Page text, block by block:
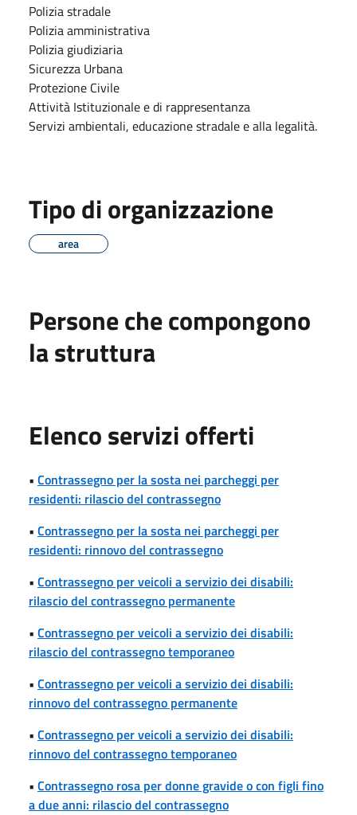
Polizia stradale
Polizia amministrativa
Polizia giudiziaria
Sicurezza Urbana
Protezione Civile
Attività Istituzionale e di rappresentanza
Servizi ambientali, educazione stradale e alla legalità.
Tipo di organizzazione
area
Persone che compongono
la struttura
Elenco servizi offerti
• Contrassegno per la sosta nei parcheggi per
residenti: rilascio del contrassegno
• Contrassegno per la sosta nei parcheggi per
residenti: rinnovo del contrassegno
• Contrassegno per veicoli a servizio dei disabili:
rilascio del contrassegno permanente
• Contrassegno per veicoli a servizio dei disabili:
rilascio del contrassegno temporaneo
• Contrassegno per veicoli a servizio dei disabili:
rinnovo del contrassegno permanente
• Contrassegno per veicoli a servizio dei disabili:
rinnovo del contrassegno temporaneo
• Contrassegno rosa per donne gravide o con figli fino
a due anni: rilascio del contrassegno